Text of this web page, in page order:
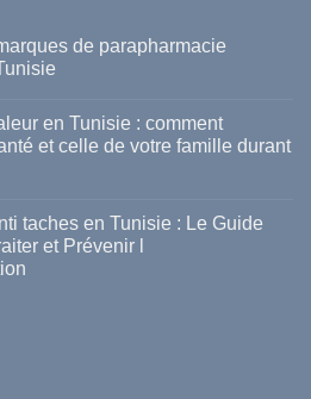
de parapharmacie
en Tunisie : comment
et celle de votre famille durant
taches en Tunisie : Le Guide
et Prévenir l